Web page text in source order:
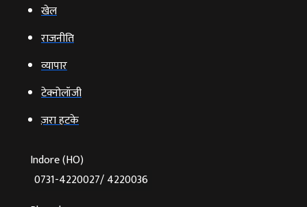
खेल
राजनीति
व्‍यापार
टेक्‍नोलॉजी
ज़रा हटके
Indore (HO)
0731-4220027/ 4220036